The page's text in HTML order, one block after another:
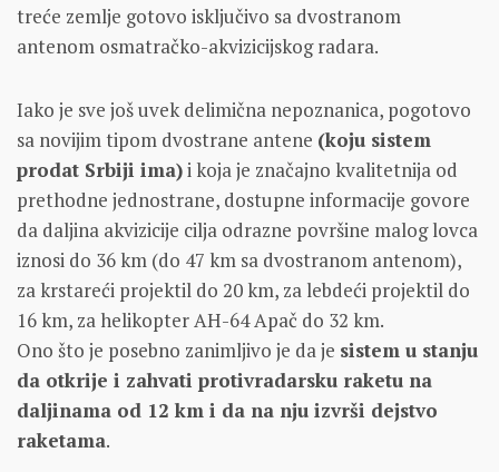
treće zemlje gotovo isključivo sa dvostranom
antenom osmatračko-akvizicijskog radara.
Iako je sve još uvek delimična nepoznanica, pogotovo
sa novijim tipom dvostrane antene (koju sistem
prodat Srbiji ima)i koja je značajno kvalitetnija od
prethodne jednostrane, dostupne informacije govore
da daljina akvizicije cilja odrazne površine malog lovca
iznosi do 36 km (do 47 km sa dvostranom antenom),
za krstareći projektil do 20 km, za lebdeći projektil do
16 km, za helikopter AH-64 Apač do 32 km.
Ono što je posebno zanimljivo je da je sistem u stanju
da otkrije i zahvati protivradarsku raketu na
daljinama od 12 km i da na nju izvrši dejstvo
raketama.